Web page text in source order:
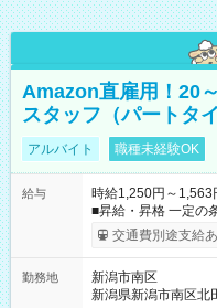
Amazon直雇用！20
スタッフ（パートタ
アルバイト 職種未経験OK
給与
時給1,250円～1,563
■昇給・昇格 一定の
まで昇給の機会があります。 ■正社員登用制
月25日支払い ※時
☆Amazon直雇用で安定して働け
あり 試用期間の長さ
交通費別途支給
勤務地
新潟市南区
新潟県新潟市南区